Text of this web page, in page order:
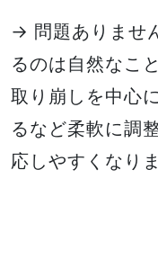
→ 問題ありませ
るのは自然なこ
取り崩しを中心
るなど柔軟に調
応しやすくなりま